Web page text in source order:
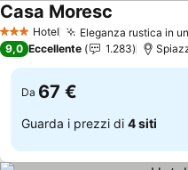
3 StelleHotel Eleganza rustica in
Casa Moresc
9,0 Eccellente 1.283
Da 67 €
Guarda i prezzi di 4 siti